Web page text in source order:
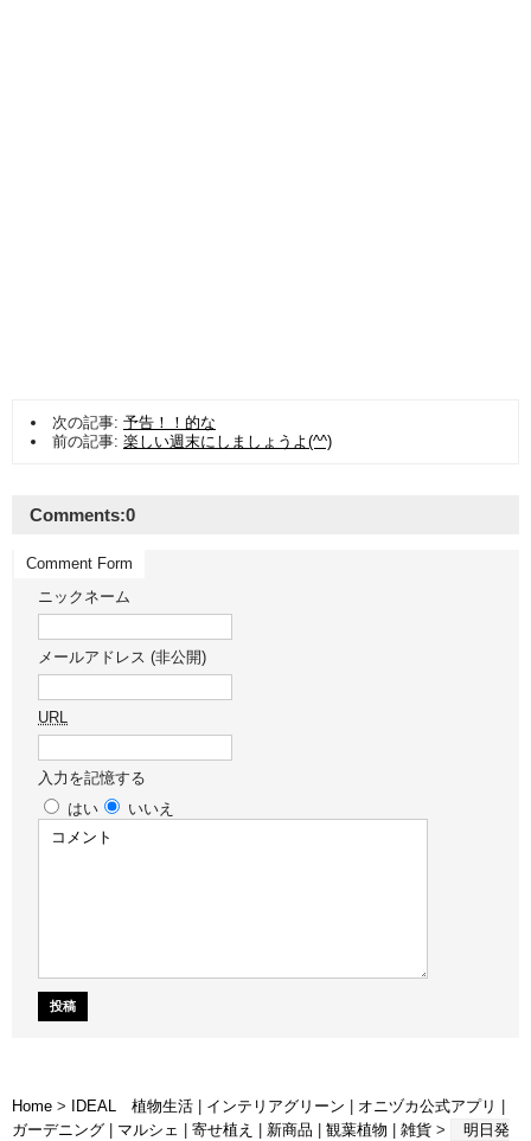
次の記事: 予告！！的な
前の記事: 楽しい週末にしましょうよ(^^)
Comments:0
Comment Form
ニックネーム
メールアドレス (非公開)
URL
入力を記憶する
はい
いいえ
Home > IDEAL 植物生活 インテリアグリーン オニヅカ公式アプリ
ガーデニング
マルシェ 寄せ植え 新商品 観葉植物 雑貨 > 明日発